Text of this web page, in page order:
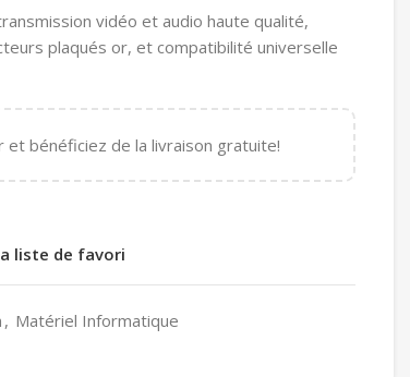
vidéo et audio haute qualité,
plaqués or, et compatibilité universelle
et bénéficiez de la livraison gratuite!
liste de favori
, Matériel Informatique